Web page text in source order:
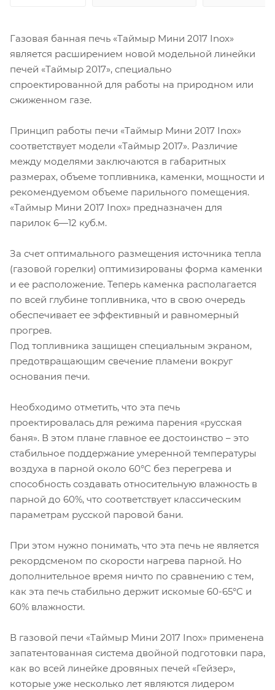
Газовая банная печь «Таймыр Мини 2017 Inox»
является расширением новой модельной линейки
печей «Таймыр 2017», специально
спроектированной для работы на природном или
сжиженном газе.
Принцип работы печи «Таймыр Мини 2017 Inox»
соответствует модели «Таймыр 2017». Различие
между моделями заключаются в габаритных
размерах, объеме топливника, каменки, мощности и
рекомендуемом объеме парильного помещения.
«Таймыр Мини 2017 Inox» предназначен для
парилок 6—12 куб.м.
За счет оптимального размещения источника тепла
(газовой горелки) оптимизированы форма каменки
и ее расположение. Теперь каменка располагается
по всей глубине топливника, что в свою очередь
обеспечивает ее эффективный и равномерный
прогрев.
Под топливника защищен специальным экраном,
предотвращающим свечение пламени вокруг
основания печи.
Необходимо отметить, что эта печь
проектировалась для режима парения «русская
баня». В этом плане главное ее достоинство – это
стабильное поддержание умеренной температуры
воздуха в парной около 60°C без перегрева и
способность создавать относительную влажность в
парной до 60%, что соответствует классическим
параметрам русской паровой бани.
При этом нужно понимать, что эта печь не является
рекордсменом по скорости нагрева парной. Но
дополнительное время ничто по сравнению с тем,
как эта печь стабильно держит искомые 60-65°C и
60% влажности.
В газовой печи «Таймыр Мини 2017 Inox» применена
запатентованная система двойной подготовки пара,
как во всей линейке дровяных печей «Гейзер»,
которые уже несколько лет являются лидером